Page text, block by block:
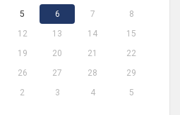
5 6 7
8
12 13 14
15
19 20 21
22
26 27 28
29
2 3 4 5